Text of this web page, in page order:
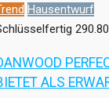
Hausentwurf
ALS